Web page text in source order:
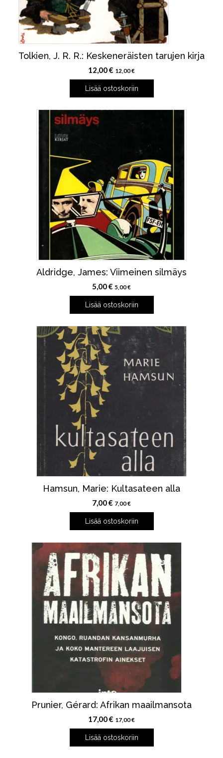
Tolkien, J. R. R.: Keskeneräisten tarujen kirja
12,00€ 12,00€
Lisää ostoskoriin
Aldridge, James: Viimeinen silmäys
5,00€ 5,00€
Lisää ostoskoriin
Hamsun, Marie: Kultasateen alla
7,00€ 7,00€
Lisää ostoskoriin
Prunier, Gérard: Afrikan maailmansota
17,00€ 17,00€
Lisää ostoskoriin